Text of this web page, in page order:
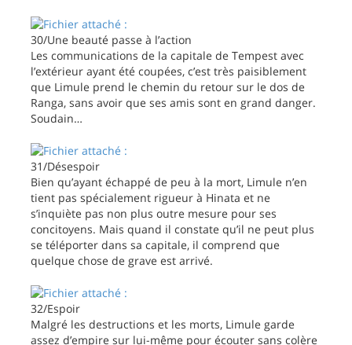
30/Une beauté passe à l’action
Les communications de la capitale de Tempest avec
l’extérieur ayant été coupées, c’est très paisiblement
que Limule prend le chemin du retour sur le dos de
Ranga, sans avoir que ses amis sont en grand danger.
Soudain…
31/Désespoir
Bien qu’ayant échappé de peu à la mort, Limule n’en
tient pas spécialement rigueur à Hinata et ne
s’inquiète pas non plus outre mesure pour ses
concitoyens. Mais quand il constate qu’il ne peut plus
se téléporter dans sa capitale, il comprend que
quelque chose de grave est arrivé.
32/Espoir
Malgré les destructions et les morts, Limule garde
assez d’empire sur lui-même pour écouter sans colère